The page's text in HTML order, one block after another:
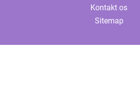
Kontakt os
Sitemap